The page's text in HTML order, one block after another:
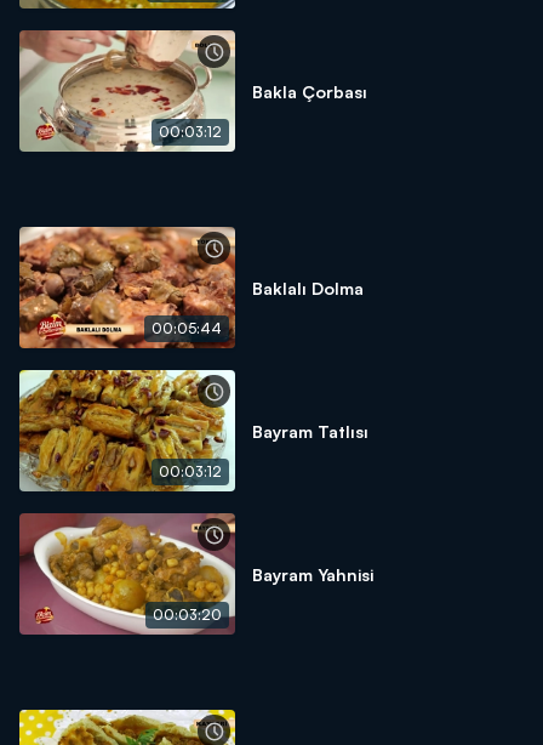
00:03:12
Bakla Çorbası
00:05:44
Baklalı Dolma
00:03:12
Bayram Tatlısı
00:03:20
Bayram Yahnisi